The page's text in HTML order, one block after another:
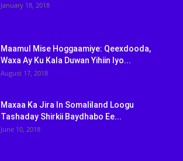
January 18, 2018
Maamul Mise Hoggaamiye: Qeexdooda,
Waxa Ay Ku Kala Duwan Yihiin Iyo...
August 17, 2018
Maxaa Ka Jira In Somaliland Loogu
Tashaday Shirkii Baydhabo Ee...
June 10, 2018